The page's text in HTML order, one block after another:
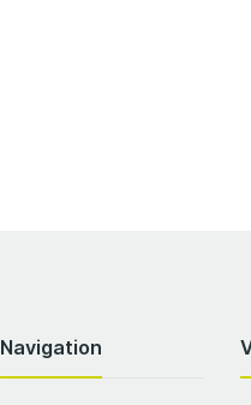
Navigation